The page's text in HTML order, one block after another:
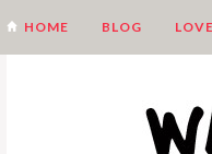
HOME BLOG